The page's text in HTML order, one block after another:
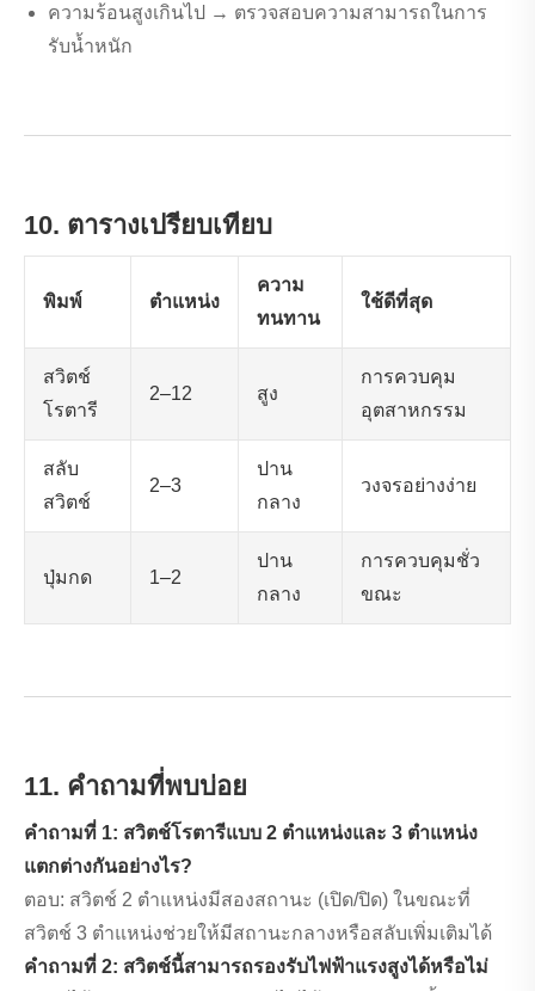
ความร้อนสูงเกินไป → ตรวจสอบความสามารถในการ
รับน้ำหนัก
10. ตารางเปรียบเทียบ
พิมพ์ ตำแหน่ง
ความ
ทนทาน
ใช้ดีที่สุด
สวิตช์
โรตารี
2–12 สูง
การควบคุม
อุตสาหกรรม
สลับ
สวิตช์
2–3
ปาน
กลาง
วงจรอย่างง่าย
ปุ่มกด 1–2
ปาน
กลาง
การควบคุมชั่ว
ขณะ
11. คำถามที่พบบ่อย
คำถามที่ 1: สวิตช์โรตารีแบบ 2 ตำแหน่งและ 3 ตำแหน่ง
แตกต่างกันอย่างไร?
ตอบ: สวิตช์ 2 ตำแหน่งมีสองสถานะ (เปิด/ปิด) ในขณะที่
สวิตช์ 3 ตำแหน่งช่วยให้มีสถานะกลางหรือสลับเพิ่มเติมได้
คำถามที่ 2: สวิตช์นี้สามารถรองรับไฟฟ้าแรงสูงได้หรือไม่